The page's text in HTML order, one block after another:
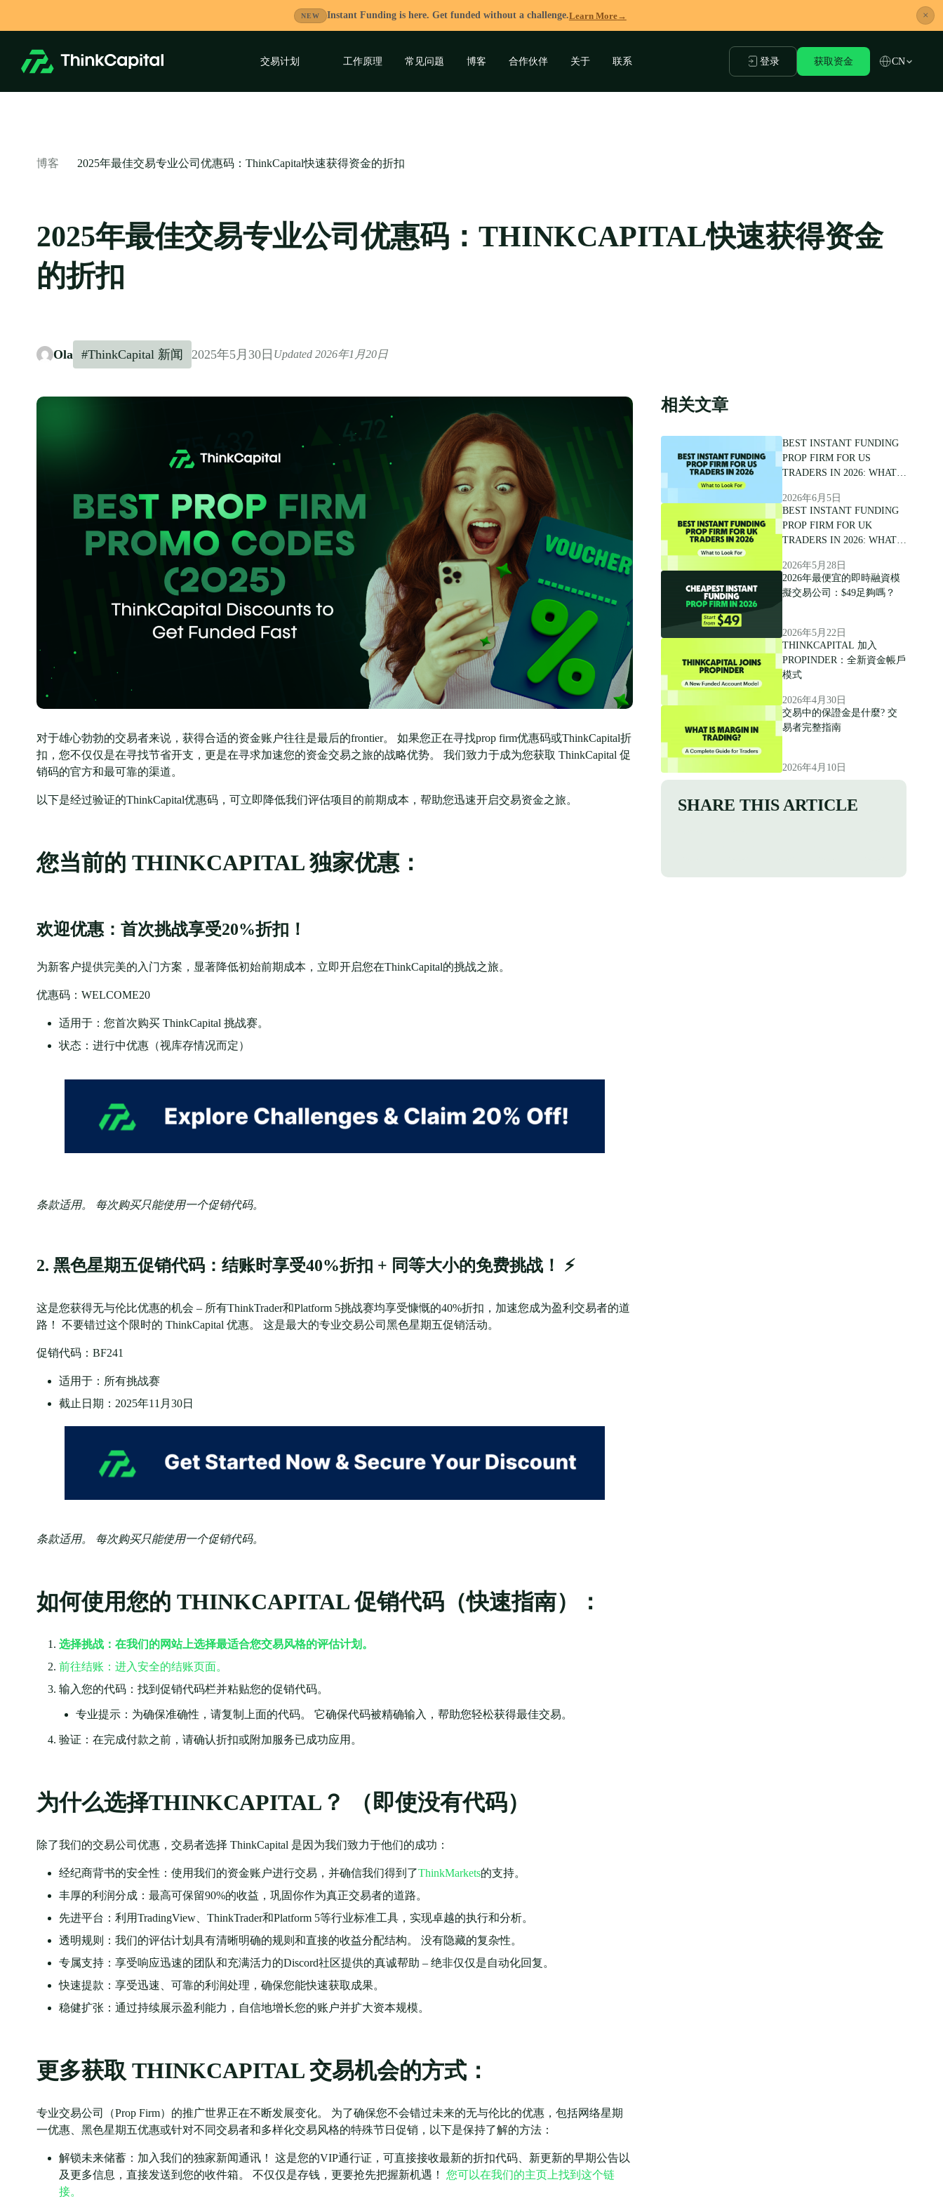
NEW Instant Funding is here. Get funded without a challenge.Learn More→ ×
交易计划 工作原理 常见问题 博客 合作伙伴 关于 联系 登录 获取资金 CN
博客 2025年最佳交易专业公司优惠码：ThinkCapital快速获得资金的折扣
2025年最佳交易专业公司优惠码：THINKCAPITAL快速获得资金
的折扣
Ola #ThinkCapital 新闻 2025年5月30日 Updated 2026年1月20日
对于雄心勃勃的交易者来说，获得合适的资金账户往往是最后的frontier。 如果您正在寻找prop firm优惠码或ThinkCapital折
扣，您不仅仅是在寻找节省开支，更是在寻求加速您的资金交易之旅的战略优势。 我们致力于成为您获取 ThinkCapital 促
销码的官方和最可靠的渠道。
以下是经过验证的ThinkCapital优惠码，可立即降低我们评估项目的前期成本，帮助您迅速开启交易资金之旅。
您当前的 THINKCAPITAL 独家优惠：
欢迎优惠：首次挑战享受20%折扣！
为新客户提供完美的入门方案，显著降低初始前期成本，立即开启您在ThinkCapital的挑战之旅。
优惠码：WELCOME20
适用于：您首次购买 ThinkCapital 挑战赛。
状态：进行中优惠（视库存情况而定）
条款适用。 每次购买只能使用一个促销代码。
2. 黑色星期五促销代码：结账时享受40%折扣 + 同等大小的免费挑战！ ⚡️
这是您获得无与伦比优惠的机会 – 所有ThinkTrader和Platform 5挑战赛均享受慷慨的40%折扣，加速您成为盈利交易者的道
路！ 不要错过这个限时的 ThinkCapital 优惠。 这是最大的专业交易公司黑色星期五促销活动。
促销代码：BF241
适用于：所有挑战赛
截止日期：2025年11月30日
条款适用。 每次购买只能使用一个促销代码。
如何使用您的 THINKCAPITAL 促销代码（快速指南）：
选择挑战：在我们的网站上选择最适合您交易风格的评估计划。
前往结账：进入安全的结账页面。
输入您的代码：找到促销代码栏并粘贴您的促销代码。
专业提示：为确保准确性，请复制上面的代码。 它确保代码被精确输入，帮助您轻松获得最佳交易。
验证：在完成付款之前，请确认折扣或附加服务已成功应用。
为什么选择THINKCAPITAL？ （即使没有代码）
除了我们的交易公司优惠，交易者选择 ThinkCapital 是因为我们致力于他们的成功：
经纪商背书的安全性：使用我们的资金账户进行交易，并确信我们得到了ThinkMarkets的支持。
丰厚的利润分成：最高可保留90%的收益，巩固你作为真正交易者的道路。
先进平台：利用TradingView、ThinkTrader和Platform 5等行业标准工具，实现卓越的执行和分析。
透明规则：我们的评估计划具有清晰明确的规则和直接的收益分配结构。 没有隐藏的复杂性。
专属支持：享受响应迅速的团队和充满活力的Discord社区提供的真诚帮助 – 绝非仅仅是自动化回复。
快速提款：享受迅速、可靠的利润处理，确保您能快速获取成果。
稳健扩张：通过持续展示盈利能力，自信地增长您的账户并扩大资本规模。
更多获取 THINKCAPITAL 交易机会的方式：
专业交易公司（Prop Firm）的推广世界正在不断发展变化。 为了确保您不会错过未来的无与伦比的优惠，包括网络星期
一优惠、黑色星期五优惠或针对不同交易者和多样化交易风格的特殊节日促销，以下是保持了解的方法：
解锁未来储蓄：加入我们的独家新闻通讯！ 这是您的VIP通行证，可直接接收最新的折扣代码、新更新的早期公告以
及更多信息，直接发送到您的收件箱。 不仅仅是存钱，更要抢先把握新机遇！ 您可以在我们的主页上找到这个链
接。
相关文章
BEST INSTANT FUNDING
PROP FIRM FOR US
TRADERS IN 2026: WHAT
2026年6月5日
BEST INSTANT FUNDING
PROP FIRM FOR UK
TRADERS IN 2026: WHAT
2026年5月28日
2026年最便宜的即時融資模
擬交易公司：$49足夠嗎？
2026年5月22日
THINKCAPITAL 加入
PROPINDER：全新資金帳戶
模式
2026年4月30日
交易中的保證金是什麼? 交
易者完整指南
2026年4月10日
SHARE THIS ARTICLE